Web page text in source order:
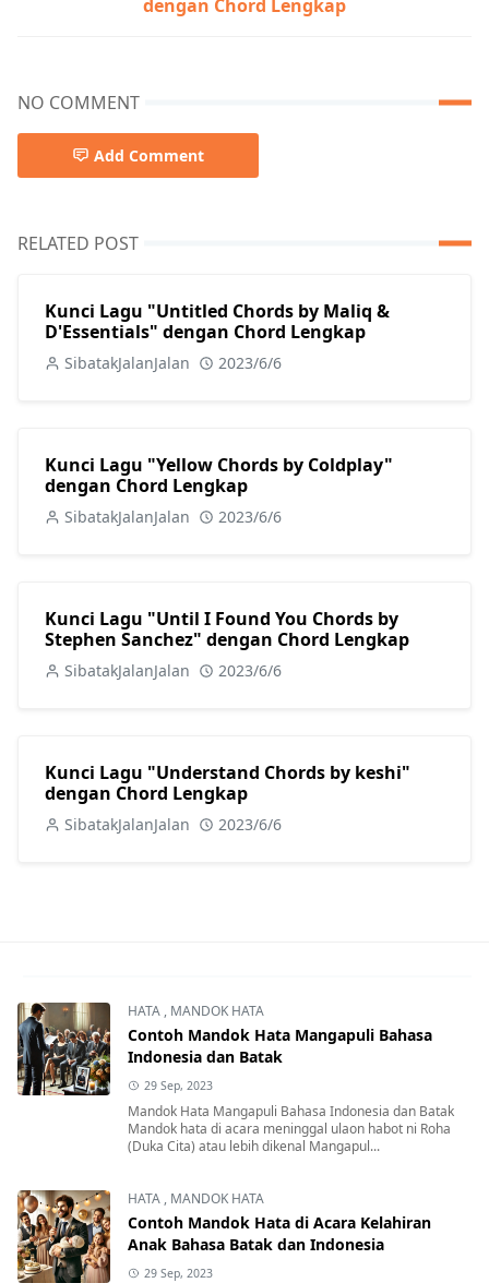
dengan Chord Lengkap
NO COMMENT
Add Comment
RELATED POST
Kunci Lagu "Untitled Chords by Maliq &
D'Essentials" dengan Chord Lengkap
SibatakJalanJalan 2023/6/6
Kunci Lagu "Yellow Chords by Coldplay"
dengan Chord Lengkap
SibatakJalanJalan 2023/6/6
Kunci Lagu "Until I Found You Chords by
Stephen Sanchez" dengan Chord Lengkap
SibatakJalanJalan 2023/6/6
Kunci Lagu "Understand Chords by keshi"
dengan Chord Lengkap
SibatakJalanJalan 2023/6/6
HATA , MANDOK HATA
Contoh Mandok Hata Mangapuli Bahasa
Indonesia dan Batak
29 Sep, 2023
Mandok Hata Mangapuli Bahasa Indonesia dan Batak
Mandok hata di acara meninggal ulaon habot ni Roha
(Duka Cita) atau lebih dikenal Mangapul...
HATA , MANDOK HATA
Contoh Mandok Hata di Acara Kelahiran
Anak Bahasa Batak dan Indonesia
29 Sep, 2023